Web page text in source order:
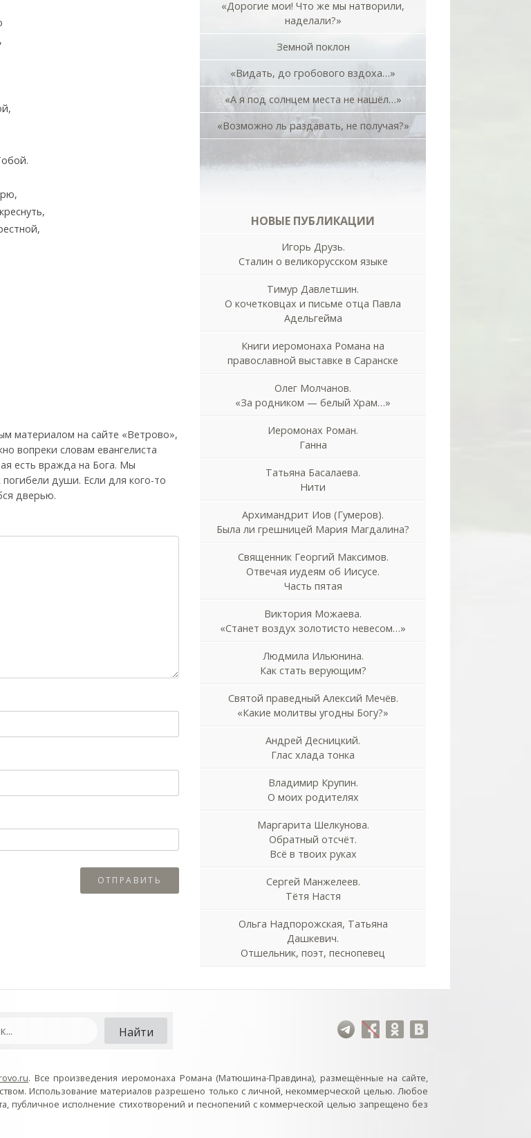
материалом на сайте «Ветрово»,
вопреки словам евангелиста
есть вражда на Бога. Мы
души. Если для кого-то
дверью.
«Дорогие мои! Что же мы натворили,
наделали?»
Земной поклон
«Видать, до гробового вздоха…»
«А я под солнцем места не нашёл…»
«Возможно ль раздавать, не получая?»
НОВЫЕ ПУБЛИКАЦИИ
Игорь Друзь.
Сталин о великорусском языке
Тимур Давлетшин.
О кочетковцах и письме отца Павла
Адельгейма
Книги иеромонаха Романа на
православной выставке в Саранске
Олег Молчанов.
«За родником — белый Храм…»
Иеромонах Роман.
Ганна
Татьяна Басалаева.
Нити
Архимандрит Иов (Гумеров).
Была ли грешницей Мария Магдалина?
Священник Георгий Максимов.
Отвечая иудеям об Иисусе.
Часть пятая
Виктория Можаева.
«Станет воздух золотисто невесом…»
Людмила Ильюнина.
Как стать верующим?
Святой праведный Алексий Мечёв.
«Какие молитвы угодны Богу?»
Андрей Десницкий.
Глас хлада тонка
Владимир Крупин.
О моих родителях
Маргарита Шелкунова.
Обратный отсчёт.
Всё в твоих руках
Сергей Манжелеев.
Тётя Настя
Ольга Надпорожская, Татьяна
Дашкевич.
Отшельник, поэт, песнопевец
. Все произведения иеромонаха Романа (Матюшина-Правдина), размещённые на сайте,
Использование материалов разрешено только с личной, некоммерческой целью. Любое
публичное исполнение стихотворений и песнопений с коммерческой целью запрещено без